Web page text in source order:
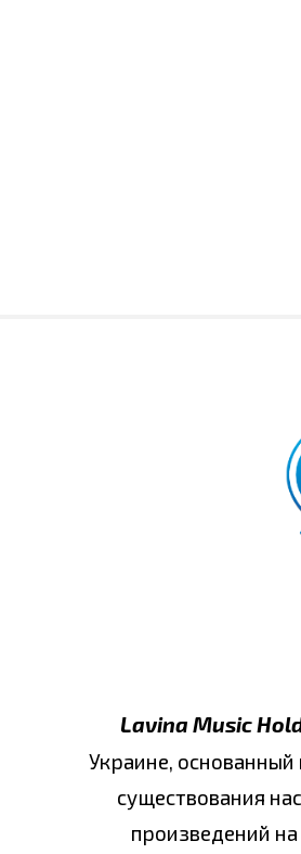
Lavina Music
Украине, основанный
существования
произведений